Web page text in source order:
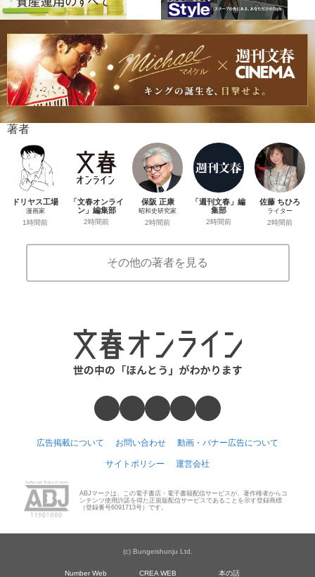
著者
ドリヤス工場
漫画家
1時間前
「文春オンライ
ン」編集部
2時間前
保阪 正康
昭和史研究家
2時間前
「週刊文春」編
集部
2時間前
佐藤 ちひろ
ライター
2時間前
その他の著者を見る
広告掲載について お問い合わせ 動画・バナー広告について
サイトポリシー 運営会社
ABJマークは、この電子書店・電子書籍配信サービスが、著作権者からコ
ンテンツ使用許諾を得た正規版配信サービスであることを示す登録商標
（登録番号6091713号）です。
(c) Bungeishunju Ltd.
Number Web CREA WEB 本の話